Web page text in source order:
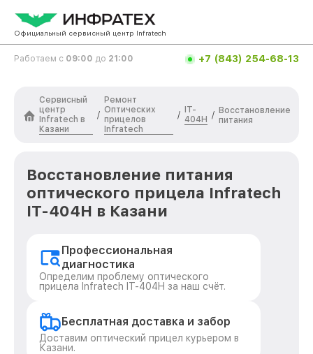
Официальный сервисный центр Infratech
Работаем с 09:00 до 21:00 +7 (843) 254-68-13
Сервисный
центр
Infratech в
Казани
/
Ремонт
Оптических
прицелов
Infratech
/
IT-
404H / Восстановление
питания
Восстановление питания
оптического прицела Infratech
IT-404H в Казани
Профессиональная
диагностика
Определим проблему оптического
прицела Infratech IT-404H за наш счёт.
Бесплатная доставка и забор
Доставим оптический прицел курьером в
Казани.